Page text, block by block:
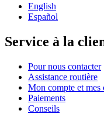
English
Español
Service à la
Pour nous contacter
Assistance routière
Mon compte et mes
Paiements
Conseils